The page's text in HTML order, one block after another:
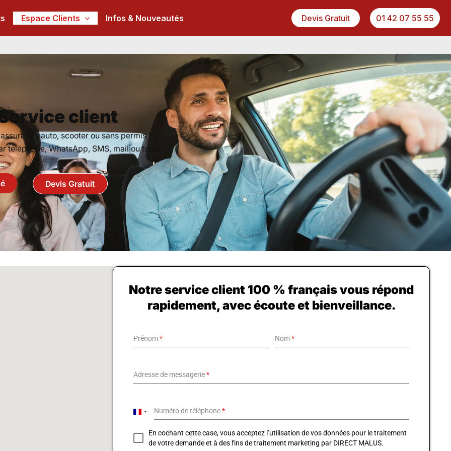
Espace Clients Infos & Nouveautés Devis Gratuit 01 42 07 55 55
client
auto, scooter ou sans permis ?
WhatsApp, SMS, mail ou tchat
Devis Gratuit
Notre service client 100 % français vous répond
rapidement, avec écoute et bienveillance.
Prénom* Nom*
Adresse de messagerie*
Numéro de téléphone*
F
a
En cochant cette case, vous acceptez l’utilisation de vos données pour le traitement
de votre demande et à des fins de traitement marketing par DIRECT MALUS.